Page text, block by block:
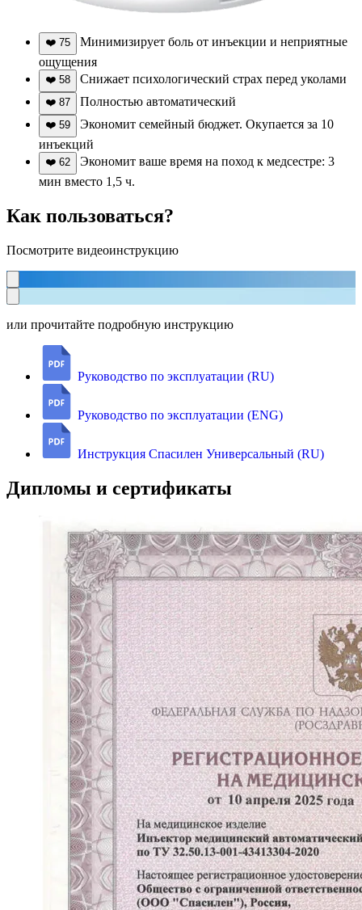
❤️ 75
Минимизирует боль от инъекции и неприятные
ощущения
❤️ 58 Снижает психологический страх перед уколами
❤️ 87 Полностью автоматический
❤️ 59
Экономит семейный бюджет. Окупается за 10
инъекций
❤️ 62
Экономит ваше время на поход к медсестре: 3
мин вместо 1,5 ч.
Как пользоваться?
Посмотрите видеоинструкцию
или прочитайте подробную инструкцию
Руководство по эксплуатации (RU)
Руководство по эксплуатации (ENG)
Инструкция Спасилен Универсальный (RU)
Дипломы и сертификаты